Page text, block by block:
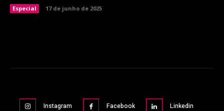
Especial 17 de junho de 2025
Instagram Facebook Linkedin